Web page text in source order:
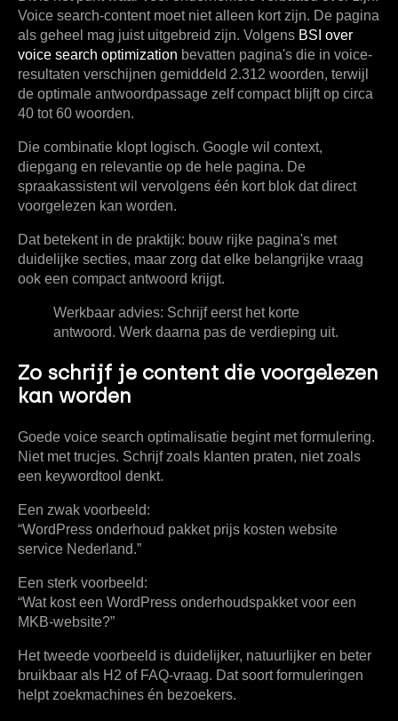
Voice search-content moet niet alleen kort zijn. De pagina
als geheel mag juist uitgebreid zijn. Volgens BSI over
voice search optimization bevatten pagina's die in voice-
resultaten verschijnen gemiddeld 2.312 woorden, terwijl
de optimale antwoordpassage zelf compact blijft op circa
40 tot 60 woorden.
Die combinatie klopt logisch. Google wil context,
diepgang en relevantie op de hele pagina. De
spraakassistent wil vervolgens één kort blok dat direct
voorgelezen kan worden.
Dat betekent in de praktijk: bouw rijke pagina's met
duidelijke secties, maar zorg dat elke belangrijke vraag
ook een compact antwoord krijgt.
Werkbaar advies: Schrijf eerst het korte
antwoord. Werk daarna pas de verdieping uit.
Zo schrijf je content die voorgelezen
kan worden
Goede voice search optimalisatie begint met formulering.
Niet met trucjes. Schrijf zoals klanten praten, niet zoals
een keywordtool denkt.
Een zwak voorbeeld:
“WordPress onderhoud pakket prijs kosten website
service Nederland.”
Een sterk voorbeeld:
“Wat kost een WordPress onderhoudspakket voor een
MKB-website?”
Het tweede voorbeeld is duidelijker, natuurlijker en beter
bruikbaar als H2 of FAQ-vraag. Dat soort formuleringen
helpt zoekmachines én bezoekers.